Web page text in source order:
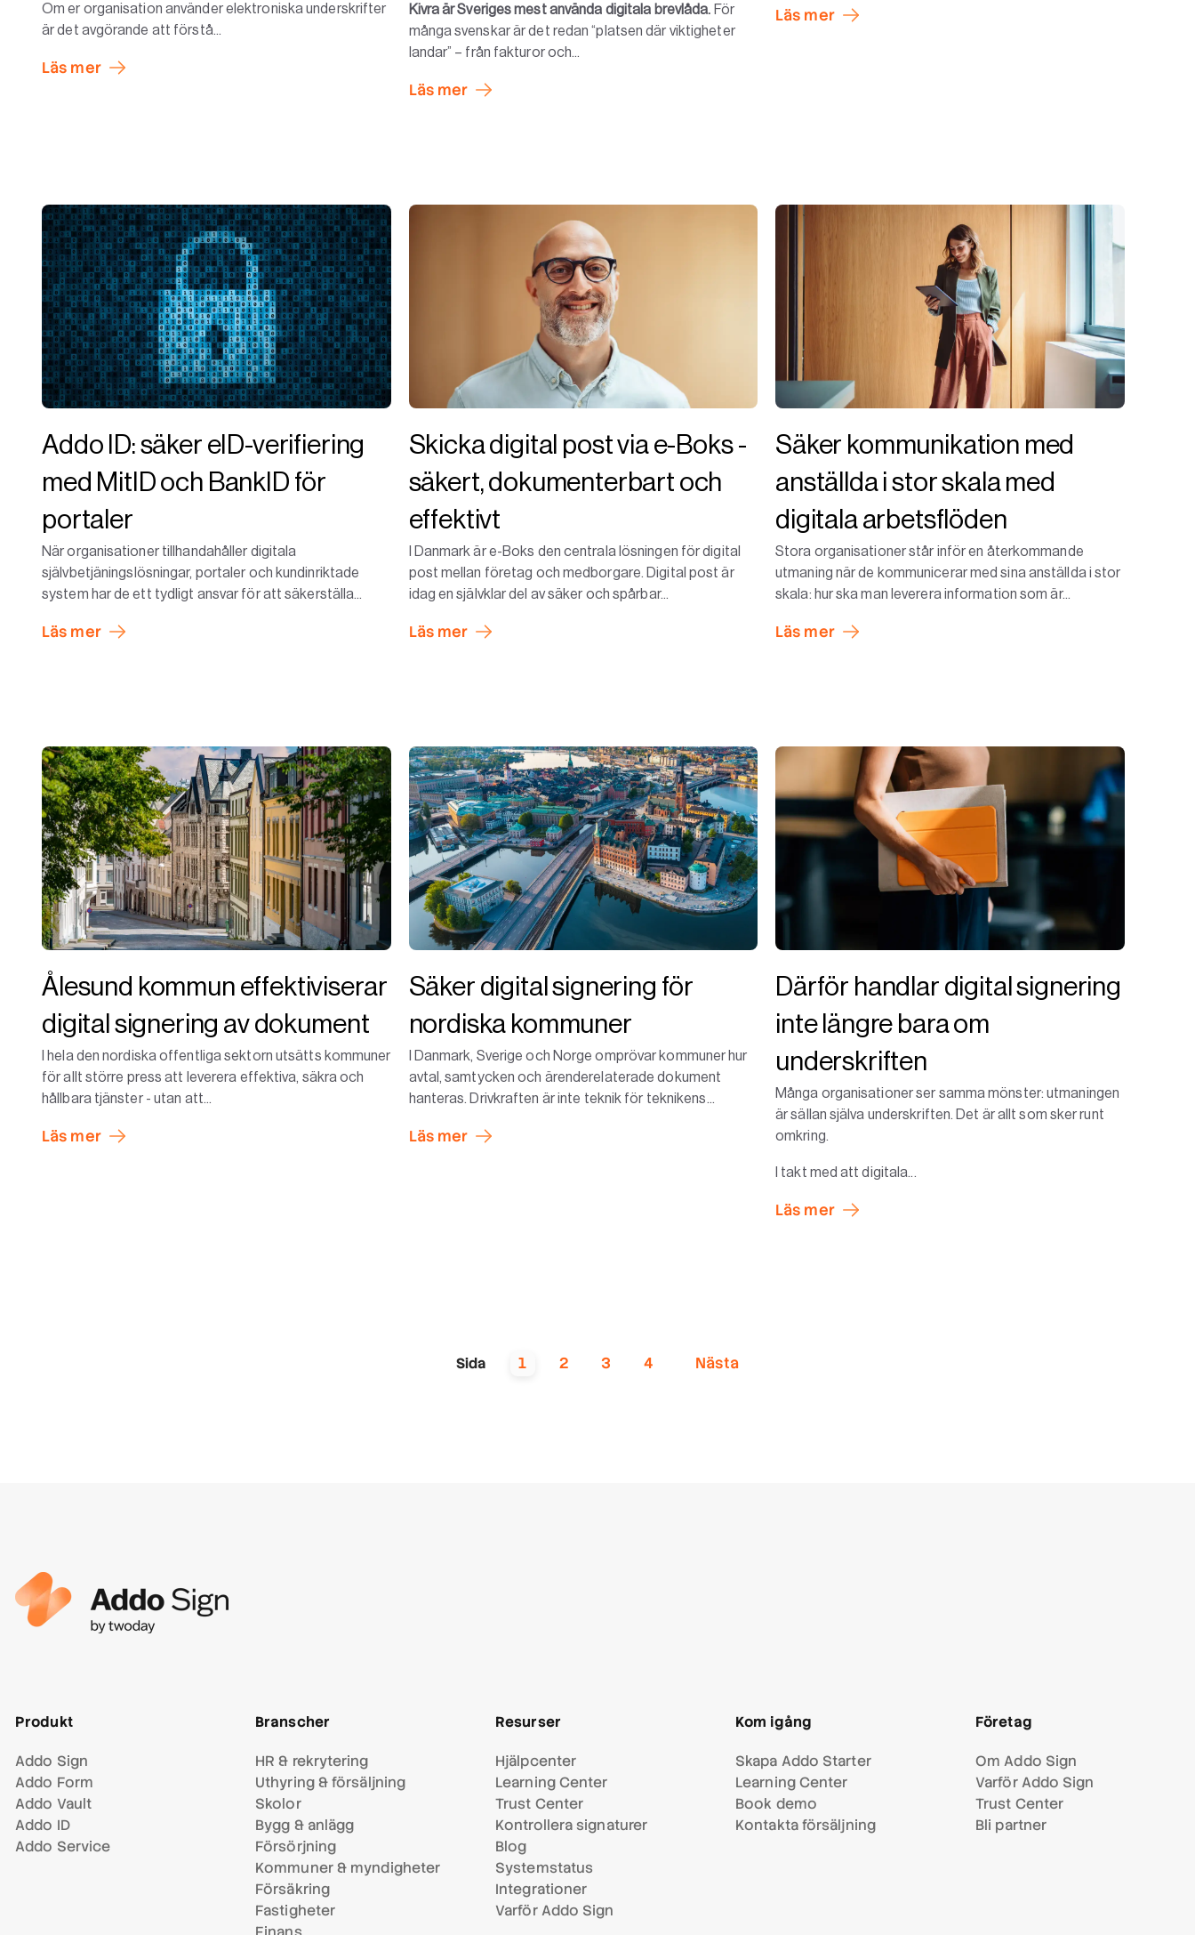
Om er organisation använder elektroniska underskrifter
är det avgörande att förstå...
Läs mer
Kivra är Sveriges mest använda digitala brevlåda. För
många svenskar är det redan “platsen där viktigheter
landar” – från fakturor och...
Läs mer
Läs mer
Addo ID: säker eID-verifiering
med MitID och BankID för
portaler
När organisationer tillhandahåller digitala
självbetjäningslösningar, portaler och kundinriktade
system har de ett tydligt ansvar för att säkerställa...
Läs mer
Skicka digital post via e-Boks -
säkert, dokumenterbart och
effektivt
I Danmark är e-Boks den centrala lösningen för digital
post mellan företag och medborgare. Digital post är
idag en självklar del av säker och spårbar...
Läs mer
Säker kommunikation med
anställda i stor skala med
digitala arbetsflöden
Stora organisationer står inför en återkommande
utmaning när de kommunicerar med sina anställda i stor
skala: hur ska man leverera information som är...
Läs mer
Ålesund kommun effektiviserar
digital signering av dokument
I hela den nordiska offentliga sektorn utsätts kommuner
för allt större press att leverera effektiva, säkra och
hållbara tjänster - utan att...
Läs mer
Säker digital signering för
nordiska kommuner
I Danmark, Sverige och Norge omprövar kommuner hur
avtal, samtycken och ärenderelaterade dokument
hanteras. Drivkraften är inte teknik för teknikens...
Läs mer
Därför handlar digital signering
inte längre bara om
underskriften
Många organisationer ser samma mönster: utmaningen
är sällan själva underskriften. Det är allt som sker runt
omkring.
I takt med att digitala...
Läs mer
Sida 1 2 3 4 Nästa
Produkt
Addo Sign
Addo Form
Addo Vault
Addo ID
Addo Service
Branscher
HR & rekrytering
Uthyring & försäljning
Skolor
Bygg & anlägg
Försörjning
Kommuner & myndigheter
Försäkring
Fastigheter
Resurser
Hjälpcenter
Learning Center
Trust Center
Kontrollera signaturer
Blog
Systemstatus
Integrationer
Varför Addo Sign
Kom igång
Skapa Addo Starter
Learning Center
Book demo
Kontakta försäljning
Företag
Om Addo Sign
Varför Addo Sign
Trust Center
Bli partner